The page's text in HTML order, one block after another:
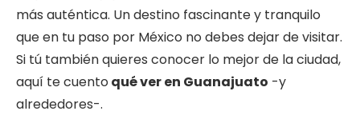
más auténtica. Un destino fascinante y tranquilo
que en tu paso por México no debes dejar de visitar.
Si tú también quieres conocer lo mejor de la ciudad,
aquí te cuento qué ver en Guanajuato -y
alrededores-.